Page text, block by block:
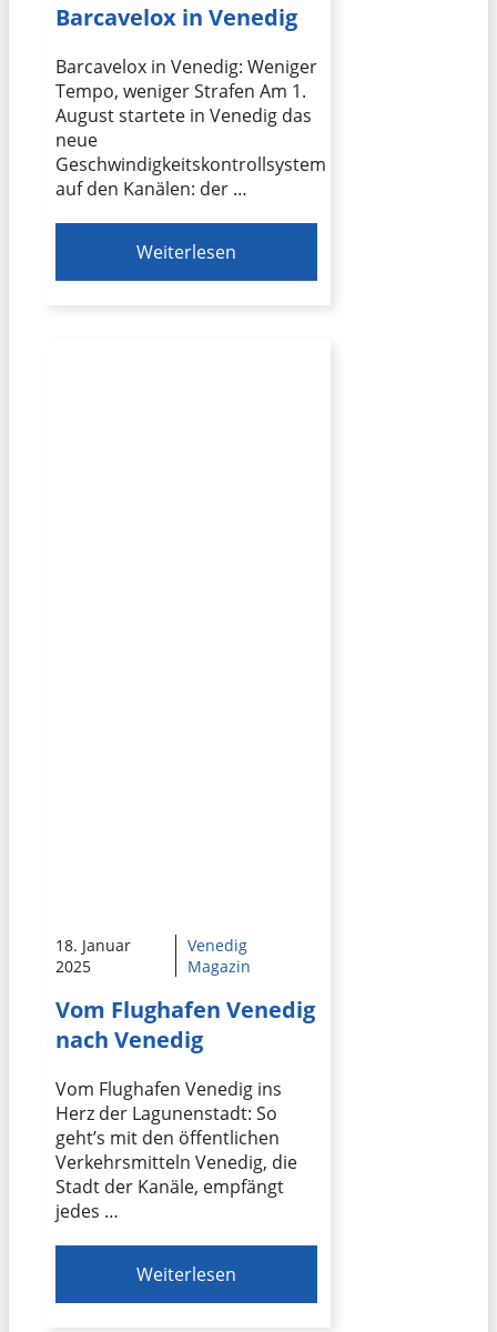
Barcavelox in Venedig
Barcavelox in Venedig: Weniger
Tempo, weniger Strafen Am 1.
August startete in Venedig das
neue
Geschwindigkeitskontrollsystem
auf den Kanälen: der …
Weiterlesen
18. Januar
2025
Venedig
Magazin
Vom Flughafen Venedig
nach Venedig
Vom Flughafen Venedig ins
Herz der Lagunenstadt: So
geht’s mit den öffentlichen
Verkehrsmitteln Venedig, die
Stadt der Kanäle, empfängt
jedes …
Weiterlesen